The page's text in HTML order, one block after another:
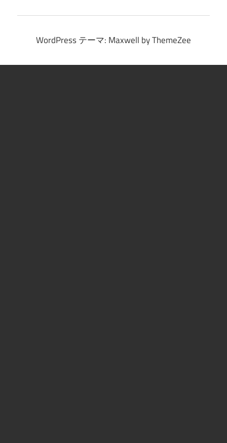
WordPress テーマ: Maxwell by ThemeZee